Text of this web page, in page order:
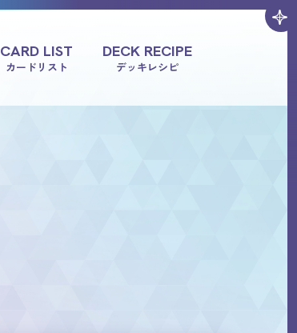
CARD LIST
カードリスト
DECK RECIPE
デッキレシピ